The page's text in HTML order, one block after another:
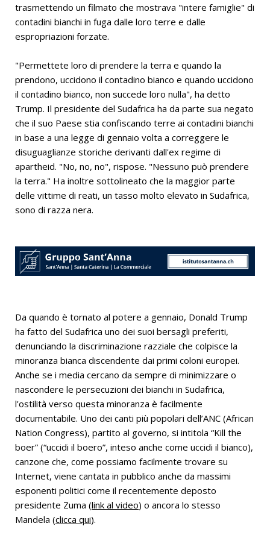
trasmettendo un filmato che mostrava "intere famiglie" di
contadini bianchi in fuga dalle loro terre e dalle
espropriazioni forzate.
"Permettete loro di prendere la terra e quando la
prendono, uccidono il contadino bianco e quando uccidono
il contadino bianco, non succede loro nulla", ha detto
Trump. Il presidente del Sudafrica ha da parte sua negato
che il suo Paese stia confiscando terre ai contadini bianchi
in base a una legge di gennaio volta a correggere le
disuguaglianze storiche derivanti dall'ex regime di
apartheid. "No, no, no", rispose. "Nessuno può prendere
la terra." Ha inoltre sottolineato che la maggior parte
delle vittime di reati, un tasso molto elevato in Sudafrica,
sono di razza nera.
Da quando è tornato al potere a gennaio, Donald Trump
ha fatto del Sudafrica uno dei suoi bersagli preferiti,
denunciando la discriminazione razziale che colpisce la
minoranza bianca discendente dai primi coloni europei.
Anche se i media cercano da sempre di minimizzare o
nascondere le persecuzioni dei bianchi in Sudafrica,
l'ostilità verso questa minoranza è facilmente
documentabile. Uno dei canti più popolari dell’ANC (African
Nation Congress), partito al governo, si intitola “Kill the
boer” (“uccidi il boero”, inteso anche come uccidi il bianco),
canzone che, come possiamo facilmente trovare su
Internet, viene cantata in pubblico anche da massimi
esponenti politici come il recentemente deposto
presidente Zuma (link al video) o ancora lo stesso
Mandela (clicca qui).